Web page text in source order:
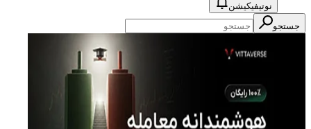
نوتیفیکیشن
جستجو